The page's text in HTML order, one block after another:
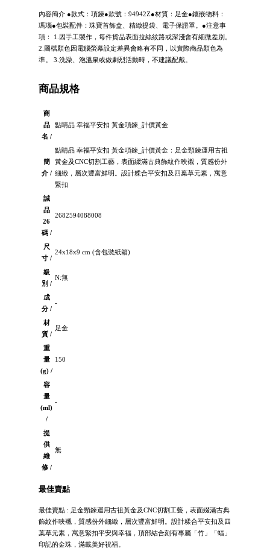
內容簡介 ●款式：項鍊●款號：94942Z●材質：足金●鑲嵌物料：
瑪瑙●包裝配件：珠寶首飾盒、精緻提袋、電子保證單。●注意事
項： 1.因手工製作，每件貨品表面拉絲紋路或深淺會有細微差別。
2.圖檔顏色因電腦螢幕設定差異會略有不同，以實際商品顏色為
準。 3.洗澡、泡溫泉或做劇烈活動時，不建議配戴。
商品規格
商
品
名 /
點睛品 幸福平安扣 黃金項鍊_計價黃金
簡
介 /
點睛品 幸福平安扣 黃金項鍊_計價黃金：足金頸鍊運用古祖
黃金及CNC切割工藝，表面綴滿古典飾紋作映襯，質感份外
細緻，層次豐富鮮明。設計糅合平安扣及四葉草元素，寓意
緊扣
誠
品
26
碼 /
2682594088008
尺
寸 /
24x18x9 cm (含包裝紙箱)
級
別 /
N:無
成
分 /
-
材
質 /
足金
重
量
(g) /
150
容
量
(ml)
/
-
提
供
維
修 /
無
最佳賣點
最佳賣點 : 足金頸鍊運用古祖黃金及CNC切割工藝，表面綴滿古典
飾紋作映襯，質感份外細緻，層次豐富鮮明。設計糅合平安扣及四
葉草元素，寓意緊扣平安與幸福，頂部結合刻有專屬「竹」「蝠」
印記的金珠，滿載美好祝福。